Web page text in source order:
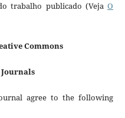
trabalho publicado (VejaO
Commons
Journals
agree to the following